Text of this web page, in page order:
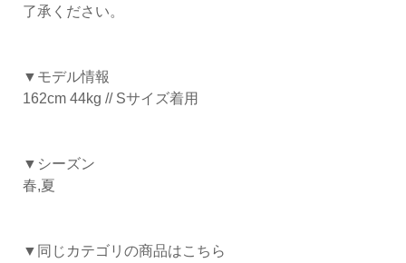
了承ください。
▼モデル情報
162cm 44kg // Sサイズ着用
▼シーズン
春,夏
▼同じカテゴリの商品はこちら